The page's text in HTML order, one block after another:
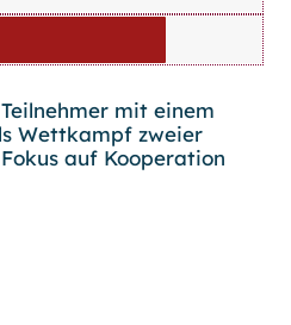
mit einem
Wettkampf zweier
auf Kooperation